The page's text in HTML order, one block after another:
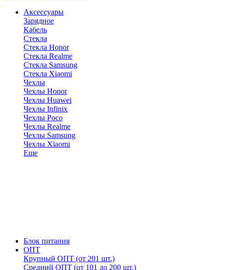
Аксессуары
Зарядное
Кабель
Стекла
Стекла Honor
Стекла Realme
Стекла Samsung
Стекла Xiaomi
Чехлы
Чехлы Honor
Чехлы Huawei
Чехлы Infinix
Чехлы Poco
Чехлы Realme
Чехлы Samsung
Чехлы Xiaomi
Еще
Блок питания
ОПТ
Крупный ОПТ (от 201 шт.)
Средний ОПТ (от 101 до 200 шт.)